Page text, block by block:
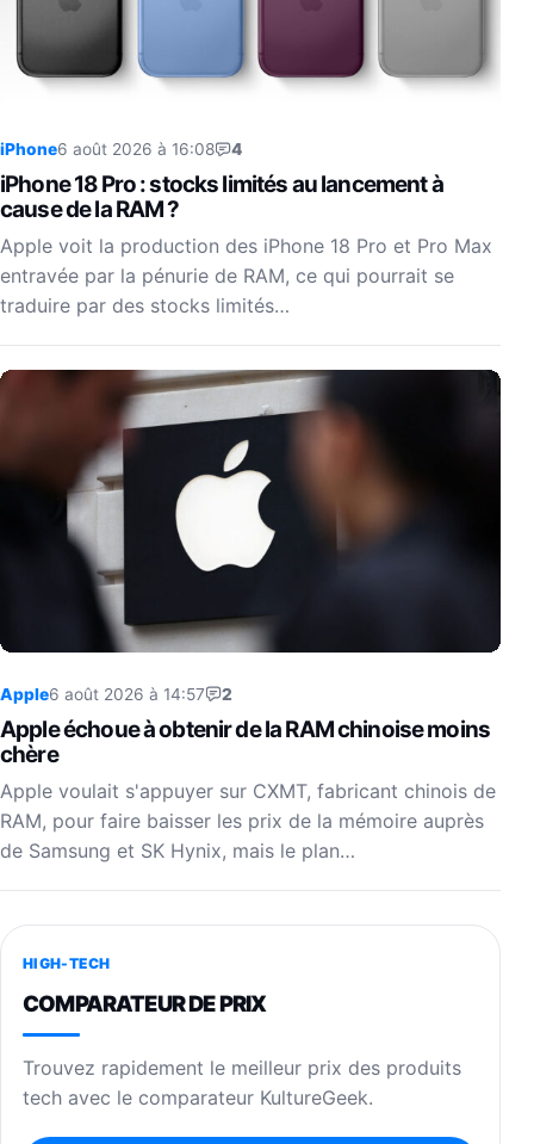
iPhone6 août 2026 à 16:08 4
iPhone 18 Pro : stocks limités au lancement à
cause de la RAM ?
Apple voit la production des iPhone 18 Pro et Pro Max
entravée par la pénurie de RAM, ce qui pourrait se
traduire par des stocks limités…
Apple6 août 2026 à 14:57 2
Apple échoue à obtenir de la RAM chinoise moins
chère
Apple voulait s'appuyer sur CXMT, fabricant chinois de
RAM, pour faire baisser les prix de la mémoire auprès
de Samsung et SK Hynix, mais le plan…
HIGH-TECH
COMPARATEUR DE PRIX
Trouvez rapidement le meilleur prix des produits
tech avec le comparateur KultureGeek.